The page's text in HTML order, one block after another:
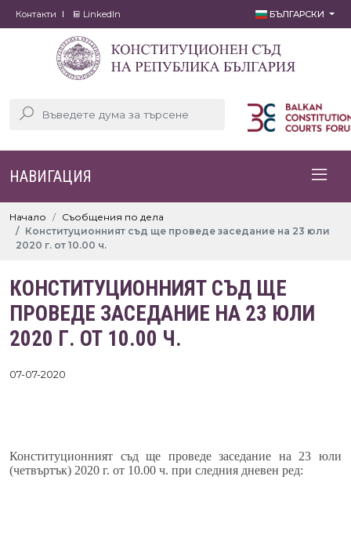
Контакти LinkedIn БЪЛГАРСКИ
НАВИГАЦИЯ
Начало
Съобщения по дела
Конституционният съд ще проведе заседание на 23 юли
2020 г. от 10.00 ч.
КОНСТИТУЦИОННИЯТ СЪД ЩЕ
ПРОВЕДЕ ЗАСЕДАНИЕ НА 23 ЮЛИ
2020 Г. ОТ 10.00 Ч.
07-07-2020
Конституционният съд ще проведе заседание на 23 юли
(четвъртък) 2020 г. от 10.00 ч. при следния дневен ред: